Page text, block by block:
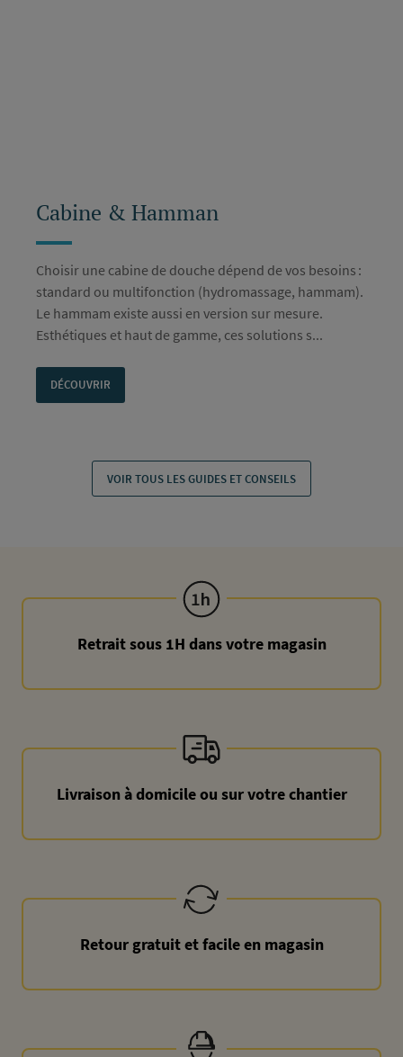
Cabine & Hamman
Choisir une cabine de douche dépend de vos besoins :
standard ou multifonction (hydromassage, hammam).
Le hammam existe aussi en version sur mesure.
Esthétiques et haut de gamme, ces solutions s...
DÉCOUVRIR
VOIR TOUS LES GUIDES ET CONSEILS
Retrait sous 1H dans votre magasin
Livraison à domicile ou sur votre chantier
Retour gratuit et facile en magasin